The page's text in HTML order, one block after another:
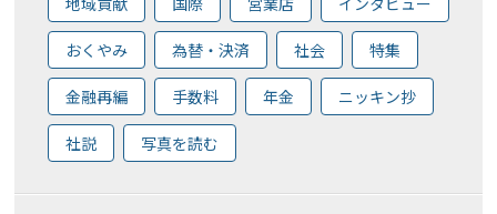
おくやみ 為替・決済 社会 特集
金融再編 手数料 年金 ニッキン抄
社説 写真を読む